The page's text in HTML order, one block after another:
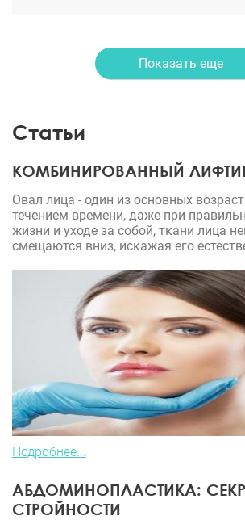
Показать еще
Статьи
КОМБИНИРОВАННЫЙ
Овал лица - один из основных
течением времени, даже при
жизни и уходе за собой, ткани лица
смещаются вниз, искажая его
Подробнее...
АБДОМИНОПЛАСТИКА:
СТРОЙНОСТИ